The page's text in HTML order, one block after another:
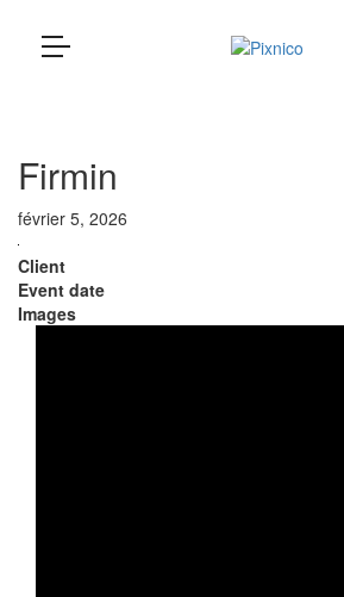
loading...
Firmin
février 5, 2026
Client
Event date
Images